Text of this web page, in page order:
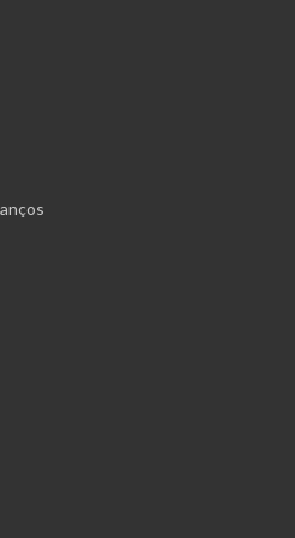
sevillanes tenen
estones per a
L’accés és obert a
de les propostes
única de
Davant d’una